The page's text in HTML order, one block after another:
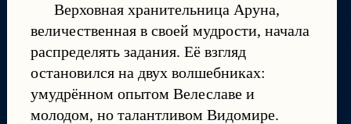
Верховная хранительница Аруна,
величественная в своей мудрости, начала
распределять задания. Её взгляд
остановился на двух волшебниках:
умудрённом опытом Велеславе и
молодом, но талантливом Видомире.